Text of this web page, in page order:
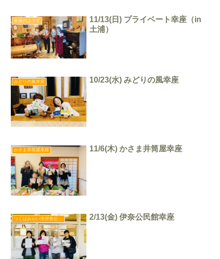
幸座のようす
11/13(日) プライベート幸座（in
土浦）
みどりの風幸座 10/23(水) みどりの風幸座
かさま井筒屋幸座 11/6(木) かさま井筒屋幸座
2/13(金) 伊奈公民館幸座